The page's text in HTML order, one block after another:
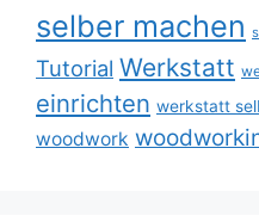
selber machen
Tutorial Werkstatt
einrichten werkstatt
woodwork